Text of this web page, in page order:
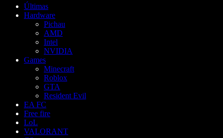
Últimas
Hardware
Pichau
AMD
Intel
NVIDIA
Games
Minecraft
Roblox
GTA
Resident Evil
EA FC
Free fire
LoL
VALORANT